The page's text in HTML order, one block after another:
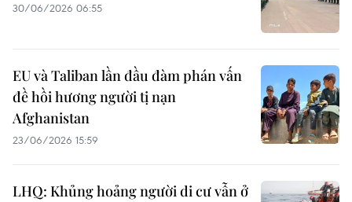
30/06/2026 06:55
EU và Taliban lần đầu đàm phán vấn
đề hồi hương người tị nạn
Afghanistan
23/06/2026 15:59
LHQ: Khủng hoảng người di cư vẫn ở